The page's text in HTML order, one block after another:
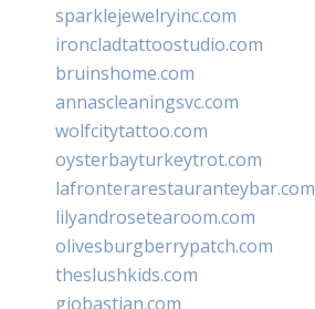
sparklejewelryinc.com
ironcladtattoostudio.com
bruinshome.com
annascleaningsvc.com
wolfcitytattoo.com
oysterbayturkeytrot.com
lafronterarestauranteybar.com
lilyandrosetearoom.com
olivesburgberrypatch.com
theslushkids.com
giobastian.com